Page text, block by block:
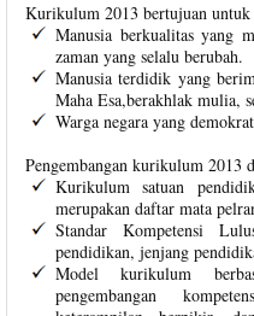
Kurikulum 2013 bertujuan untuk
Manusia berkualitas yang
zaman yang selalu berubah.
Manusia terdidik yang
Maha Esa,berakhlak mulia,
Warga negara yang
Pengembangan kurikulum 2013
Kurikulum satuan
merupakan daftar mata
Standar Kompetensi
pendidikan, jenjang
Model kurikulum
pengembangan